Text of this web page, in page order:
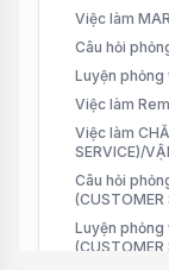
Việc làm
Câu hỏi
Luyện phỏng
Việc làm
Việc làm
SERVICE)/
Câu hỏi
(CUSTOMER
Luyện phỏng
(CUSTOMER